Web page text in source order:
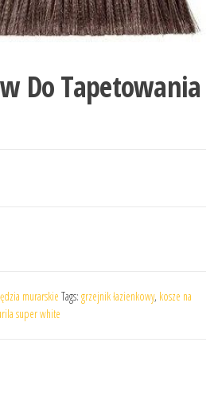
Do Tapetowania
murarskie Tags: grzejnik łazienkowy, kosze na
super white